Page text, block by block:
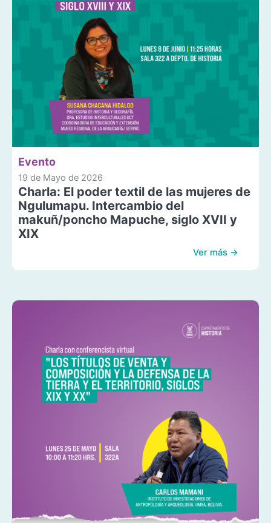
Evento
19 de Mayo de 2026
Charla: El poder textil de las mujeres de
Ngulumapu. Intercambio del
makuñ/poncho Mapuche, siglo XVII y
XIX
Ver más →